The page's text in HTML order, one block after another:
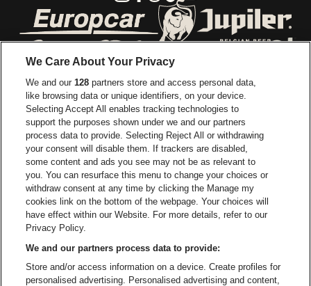
Ga naar de website van Europcar
Ga naar de website van Coca-Cola
Ga naar de website van
Ga naar de
Ga naar de website van Champagne
Ga naar de website
Ga naar de website van Het
Ga naar de
Ga naar de website van Gazet
Ga naar de
Stadsschouwburg Antwerpen is een deel van be•at
Stadsschouwburg Antwerpen
Be-At Venues
Schijnpoortweg 119, 2170 Antwerpen
We Care About Your Privacy
We and our128 partners store and access personal data,
like browsing data or unique identifiers, on your device.
Selecting Accept All enables tracking technologies to
support the purposes shown under we and our partners
process data to provide. Selecting Reject All or withdrawing
your consent will disable them. If trackers are disabled,
some content and ads you see may not be as relevant to
you. You can resurface this menu to change your choices or
withdraw consent at any time by clicking the Manage my
cookies link on the bottom of the webpage. Your choices will
have effect within our Website. For more details, refer to our
Privacy Policy.
We and our partners process data to provide:
Store and/or access information on a device. Create profiles for
personalised advertising. Personalised advertising and content,